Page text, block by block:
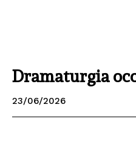
Dramaturgia
23/06/2026